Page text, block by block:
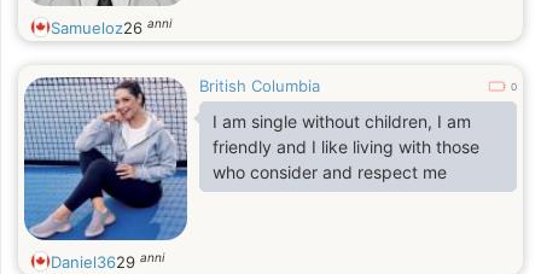
Samueloz26 anni
British Columbia 0
I am single without children, I am
friendly and I like living with those
who consider and respect me
Daniel3629 anni